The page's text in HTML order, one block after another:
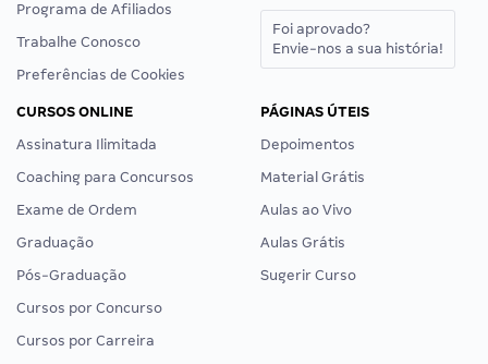
Programa de Afiliados
Trabalhe Conosco
Preferências de Cookies
Foi aprovado?
Envie-nos a sua história!
CURSOS ONLINE
Assinatura Ilimitada
Coaching para Concursos
Exame de Ordem
Graduação
Pós-Graduação
Cursos por Concurso
Cursos por Carreira
PÁGINAS ÚTEIS
Depoimentos
Material Grátis
Aulas ao Vivo
Aulas Grátis
Sugerir Curso